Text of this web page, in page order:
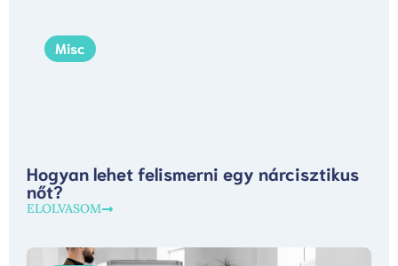
Misc
Hogyan lehet felismerni egy nárcisztikus
nőt?
ELOLVASOM